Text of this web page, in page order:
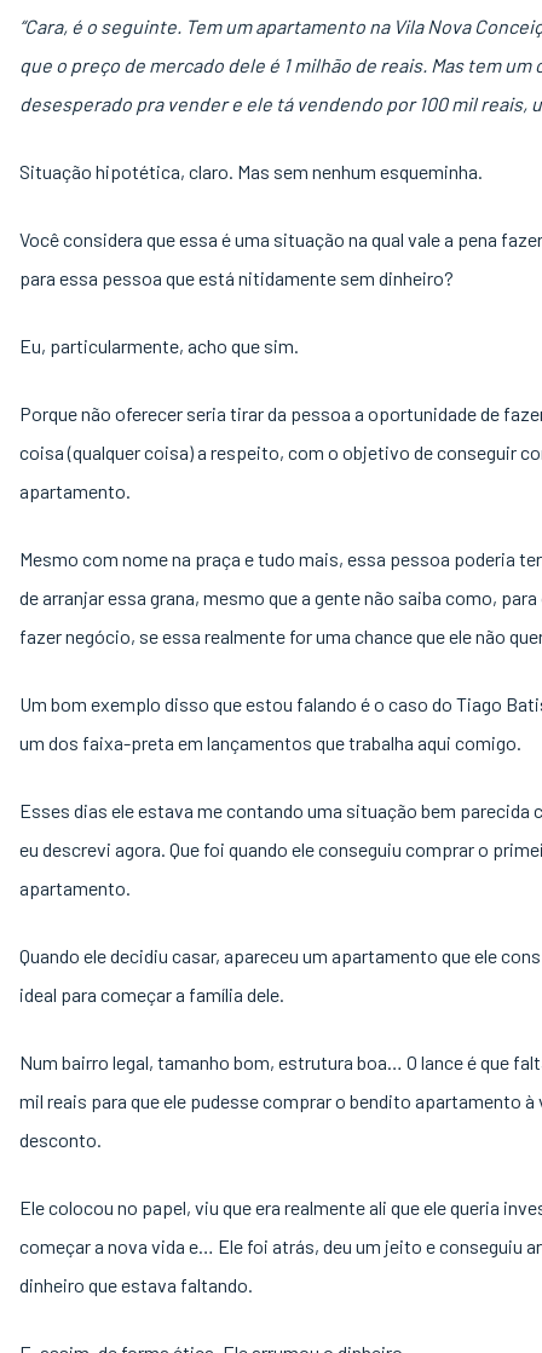
“Cara, é o seguinte. Tem um apartamento na Vila Nova
que o preço de mercado dele é 1 milhão de reais. Mas tem um
desesperado pra vender e ele tá vendendo por 100 mil reais,
Situação hipotética, claro. Mas sem nenhum esqueminha.
Você considera que essa é uma situação na qual vale a pena
para essa pessoa que está nitidamente sem dinheiro?
Eu, particularmente, acho que sim.
Porque não oferecer seria tirar da pessoa a oportunidade de
coisa (qualquer coisa) a respeito, com o objetivo de conseguir
apartamento.
Mesmo com nome na praça e tudo mais, essa pessoa poderia
de arranjar essa grana, mesmo que a gente não saiba como,
fazer negócio, se essa realmente for uma chance que ele não
Um bom exemplo disso que estou falando é o caso do Tiago
um dos faixa-preta em lançamentos que trabalha aqui comigo.
Esses dias ele estava me contando uma situação bem parecida
eu descrevi agora. Que foi quando ele conseguiu comprar o
apartamento.
Quando ele decidiu casar, apareceu um apartamento que ele
ideal para começar a família dele.
Num bairro legal, tamanho bom, estrutura boa… O lance é que
mil reais para que ele pudesse comprar o bendito apartamento
desconto.
Ele colocou no papel, viu que era realmente ali que ele queria
começar a nova vida e… Ele foi atrás, deu um jeito e conseguiu
dinheiro que estava faltando.